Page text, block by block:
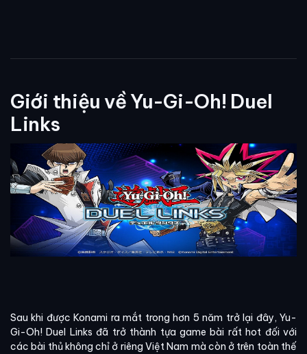
Giới thiệu về Yu-Gi-Oh! Duel
Links
Sau khi được Konami ra mắt trong hơn 5 năm trở lại đây, Yu-
Gi-Oh! Duel Links đã trở thành tựa game bài rất hot đối với
các bài thủ không chỉ ở riêng Việt Nam mà còn ở trên toàn thế